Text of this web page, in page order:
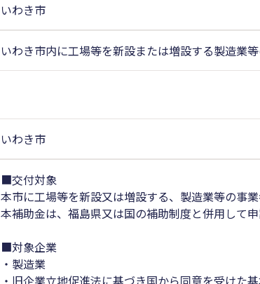
いわき市
いわき市内に工場等を新設または増設する製造業
いわき市
■交付対象
本市に工場等を新設又は増設する、製造業等の事業
本補助金は、福島県又は国の補助制度と併用して申
■対象企業
・製造業
・旧企業立地促進法に基づき国から同意を受けた